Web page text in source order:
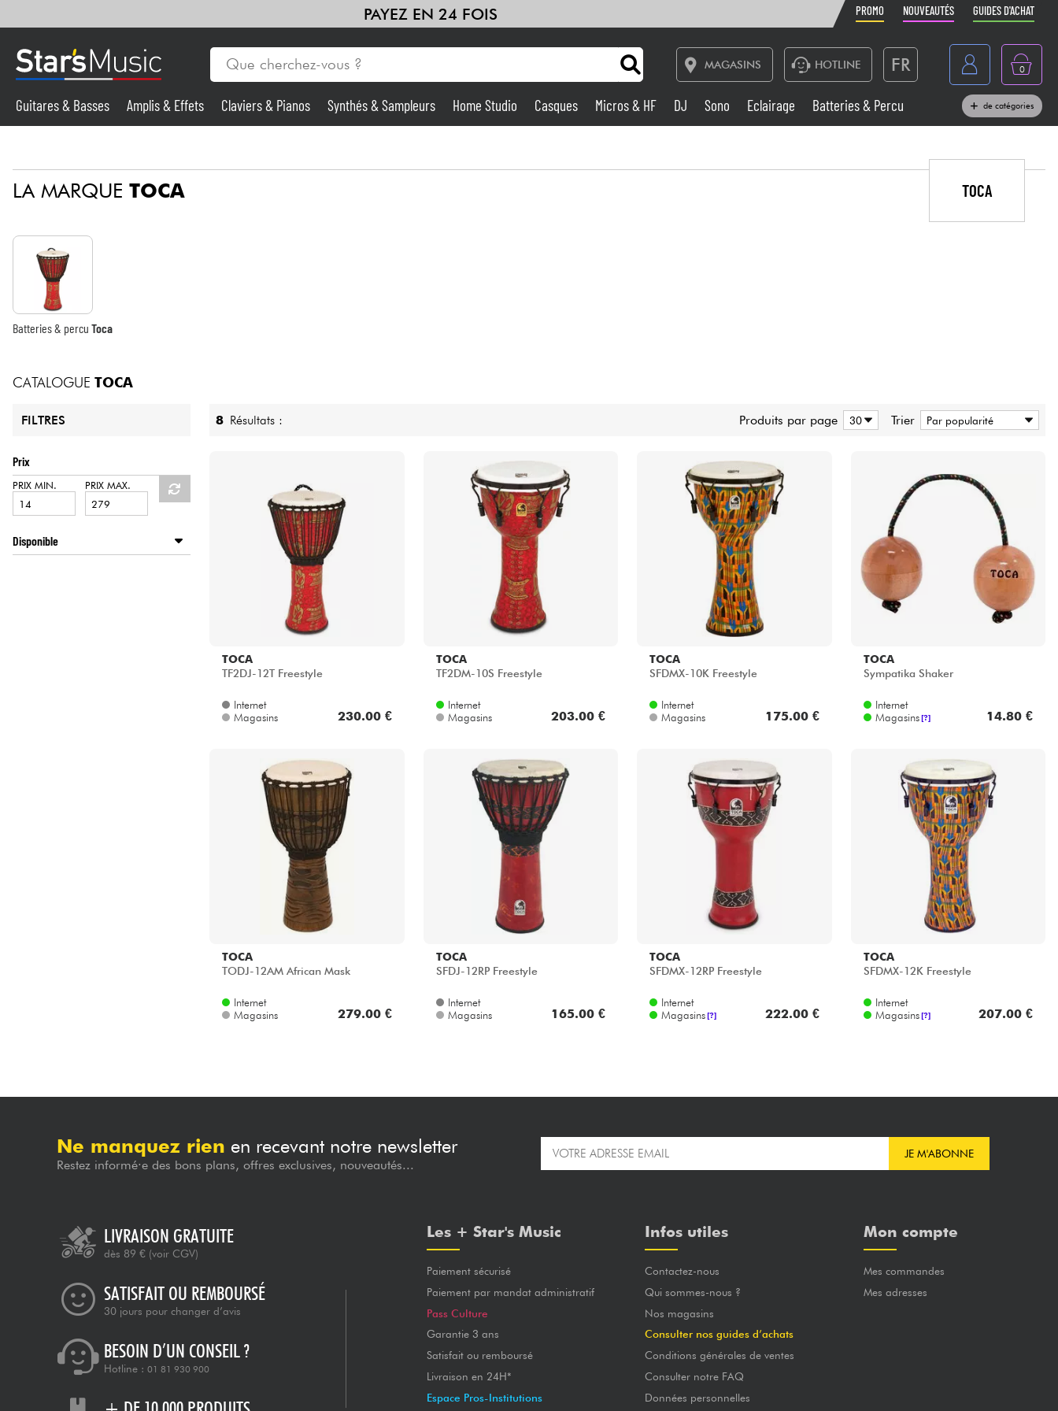
PAYEZ EN 24 FOIS PROMO NOUVEAUTÉS GUIDES D'ACHAT
MAGASINS HOTLINE FR
Belgique
België
0
Synthés & Sampleurs
Eclairage
Violons & Quatuor
Guitares & Basses Amplis & Effets Claviers & Pianos Synthés & Sampleurs Home Studio Casques Micros & HF DJ Sono Eclairage
Batteries & Percu
de catégories
LA MARQUE TOCA TOCA
Batteries & percu Toca
CATALOGUE TOCA
FILTRES
Prix
PRIX MIN. PRIX MAX.
Disponible
8 Résultats : Produits par page Trier
TOCA
TF2DJ-12T Freestyle
Internet
Magasins
230.00 €
TOCA
TF2DM-10S Freestyle
Internet
Magasins
203.00 €
TOCA
SFDMX-10K Freestyle
Internet
Magasins
175.00 €
TOCA
Sympatika Shaker
Internet
Magasins [?] 14.80 €
TOCA
TODJ-12AM African Mask
Internet
Magasins
279.00 €
TOCA
SFDJ-12RP Freestyle
Internet
Magasins
165.00 €
TOCA
SFDMX-12RP Freestyle
Internet
Magasins[?] 222.00 €
TOCA
SFDMX-12K Freestyle
Internet
Magasins [?] 207.00 €
Ne manquez rien en recevant notre newsletter
Restez informé·e des bons plans, offres exclusives, nouveautés...
JE M'ABONNE
LIVRAISON GRATUITE
dès 89 € (voir CGV)
SATISFAIT OU REMBOURSÉ
30 jours pour changer d’avis
BESOIN D’UN CONSEIL ?
Hotline : 01 81 930 900
Les + Star's Music
Paiement sécurisé
Paiement par mandat administratif
Pass Culture
Garantie 3 ans
Satisfait ou remboursé
Livraison en 24H*
Espace Pros-Institutions
Infos utiles
Contactez-nous
Qui sommes-nous ?
Nos magasins
Consulter nos guides d’achats
Conditions générales de ventes
Consulter notre FAQ
Données personnelles
Mon compte
Mes commandes
Mes adresses